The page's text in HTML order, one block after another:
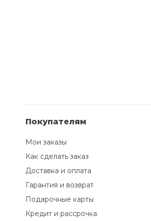
Покупателям
Мои заказы
Как сделать заказ
Доставка и оплата
Гарантия и возврат
Подарочные карты
Кредит и рассрочка